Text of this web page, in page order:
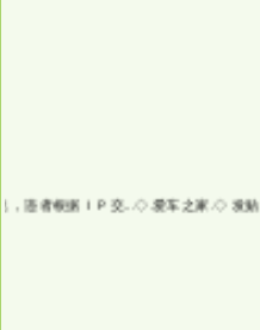
者根据ＩＰ交...◇.爱车之家.◇发贴注